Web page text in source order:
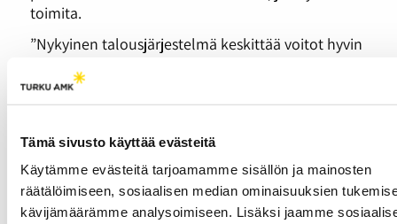
Tämä sivusto käyttää evästeitä
Käytämme evästeitä tarjoamamme sisällön ja mainosten
räätälöimiseen, sosiaalisen median ominaisuuksien
kävijämäärämme analysoimiseen. Lisäksi jaamme
toimita.
”Nykyinen talousjärjestelmä keskittää voitot hyvin
varallisuuserot kasvavat. Niitä eroja pitäisi tasata.
Suuret tulot merkitsevät keskimäärin suurempaa
suurituloisten elämäntapaa pitää kohtuullistaa
samalla, kun heikoimmassa asemassa olevien
elämänlaatua nostetaan poistamalla köyhyys”,
Aitakari perustelee.